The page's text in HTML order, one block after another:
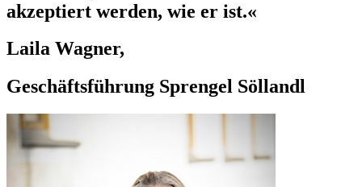
akzeptiert werden, wie er ist.«
Laila Wagner,
Geschäftsführung Sprengel Söllandl